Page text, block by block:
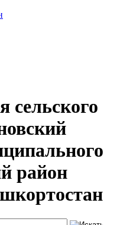
сельского
район